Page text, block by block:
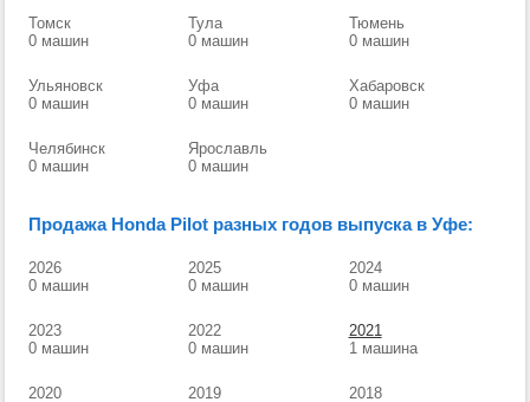
Томск
0 машин
Тула
0 машин
Тюмень
0 машин
Ульяновск
0 машин
Уфа
0 машин
Хабаровск
0 машин
Челябинск
0 машин
Ярославль
0 машин
Продажа Honda Pilot разных годов выпуска в Уфе:
2026
0 машин
2025
0 машин
2024
0 машин
2023
0 машин
2022
0 машин
2021
1 машина
2020
2019
2018